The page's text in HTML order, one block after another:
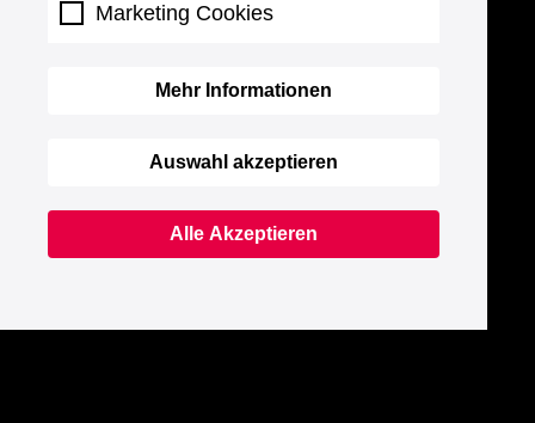
Marketing Cookies
Mehr Informationen
Auswahl akzeptieren
Alle Akzeptieren